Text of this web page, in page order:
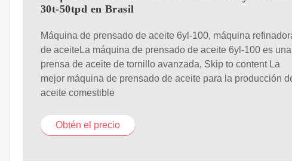
30t-50tpd en Brasil
Máquina de prensado de aceite 6yl-100, máquina
de aceiteLa máquina de prensado de aceite 6yl-100 es una
prensa de aceite de tornillo avanzada, Skip to content La
mejor máquina de prensado de aceite para la producción
aceite comestible
Obtén el precio